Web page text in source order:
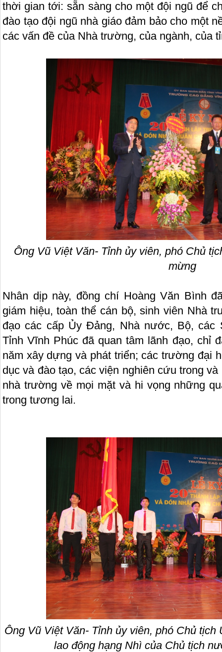
thời gian tới: sẵn sàng cho một đội ngũ để
đào tạo đội ngũ nhà giáo đảm bảo cho một
các vấn đề của Nhà trường, của ngành, của
Ông Vũ Việt Văn- Tỉnh ủy viên, phó Chủ
mừng
Nhân dịp này, đồng chí Hoàng Văn Bình
giám hiệu, toàn thể cán bộ, sinh viên Nhà
đạo các cấp Ủy Đảng, Nhà nước, Bộ, các
Tỉnh Vĩnh Phúc đã quan tâm lãnh đạo, chỉ
năm xây dựng và phát triển; các trường đại
dục và đào tạo, các viện nghiên cứu trong
nhà trường về mọi mặt và hi vọng những
trong tương lai.
Ông Vũ Việt Văn- Tỉnh ủy viên, phó Chủ tịch
lao động hạng Nhì của Chủ tịch